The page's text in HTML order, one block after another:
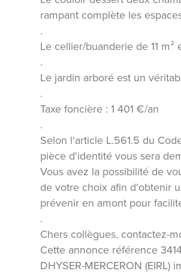
rampant complète les
.
Le cellier/buanderie de 11
.
Le jardin arboré est un
.
Taxe foncière : 1 401 €/an
.
Selon l'article L.561.5 du
pièce d'identité vous sera
Vous avez la possibilité de
de votre choix afin d'obtenir
prévenir en amont pour
.
Chers collègues, contactez-
Cette annonce référence
DHYSER-MERCERON